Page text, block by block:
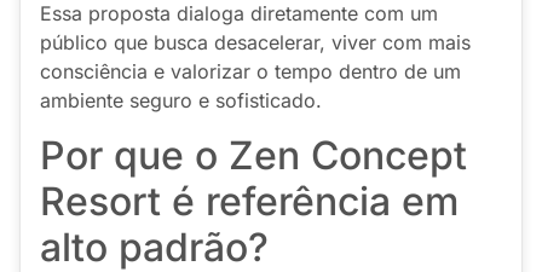
Essa proposta dialoga diretamente com um
público que busca desacelerar, viver com mais
consciência e valorizar o tempo dentro de um
ambiente seguro e sofisticado.
Por que o Zen Concept
Resort é referência em
alto padrão?